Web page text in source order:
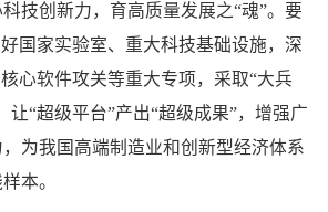
技创新力，育高质量发展之“魂”。要
国家实验室、重大科技基础设施，深
心软件攻关等重大专项，采取“大兵
让“超级平台”产出“超级成果”，增强广
为我国高端制造业和创新型经济体系
本。